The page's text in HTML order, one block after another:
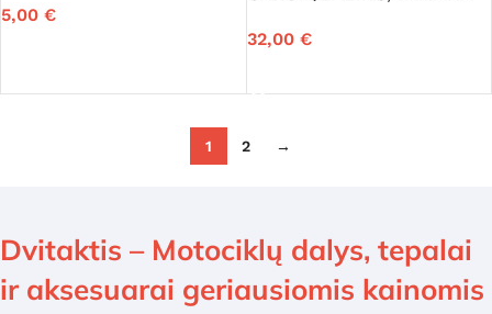
5,00 €
32,00 €
1 2 →
Dvitaktis – Motociklų dalys, tepalai
ir aksesuarai geriausiomis kainomis